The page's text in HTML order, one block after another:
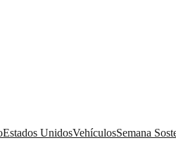
Estados UnidosVehículosSemana